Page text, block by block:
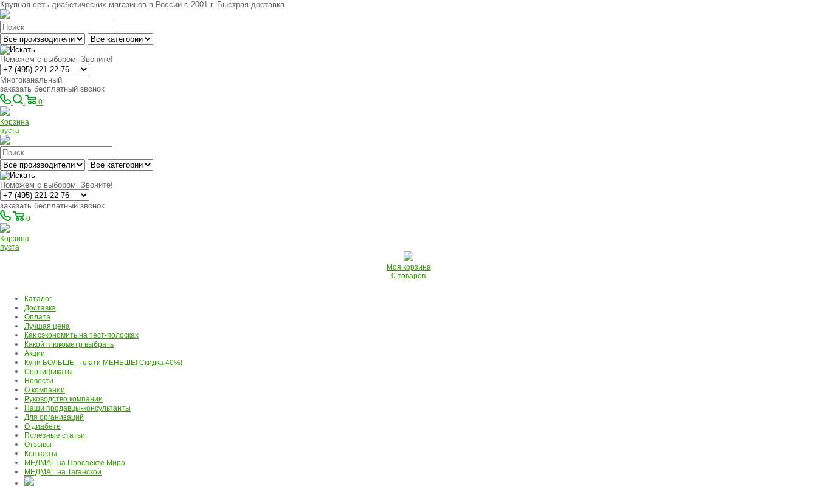
Крупная сеть диабетических магазинов в России с 2001 г. Быстрая доставка.
Поможем с выбором. Звоните!
Многоканальный
заказать бесплатный звонок
0
Корзина
пуста
Поможем с выбором. Звоните!
заказать бесплатный звонок
0
Корзина
пуста
Моя корзина
0 товаров
Каталог
Доставка
Оплата
Лучшая цена
Как сэкономить на тест-полосках
Какой глюкометр выбрать
Акции
Купи БОЛЬШЕ - плати МЕНЬШЕ! Скидка 40%!
Сертификаты
Новости
О компании
Руководство компании
Наши продавцы-консультанты
Для организаций
О диабете
Полезные статьи
Отзывы
Контакты
МЕДМАГ на Проспекте Мира
МЕДМАГ на Таганской